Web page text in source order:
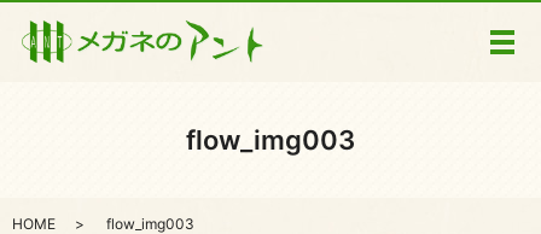
メ
flow_img003
HOME flow_img003